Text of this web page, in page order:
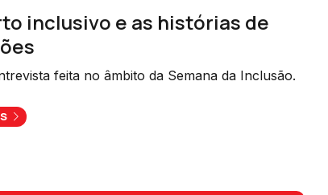
inclusivo e as histórias de
feita no âmbito da Semana da Inclusão.